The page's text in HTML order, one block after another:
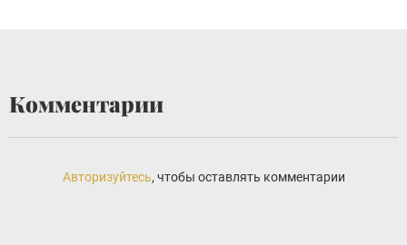
Комментарии
Авторизуйтесь, чтобы оставлять комментарии